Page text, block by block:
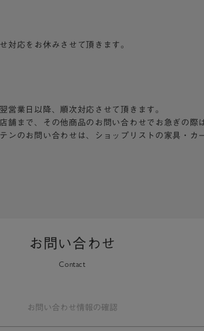
対応をお休みさせて頂きます。
営業日以降、順次対応させて頂きます。
舗まで、その他商品のお問い合わせでお急ぎの際
ンのお問い合わせは、ショップリストの家具・カ
お問い合わせ
Contact
お問い合わせ 情報の確認